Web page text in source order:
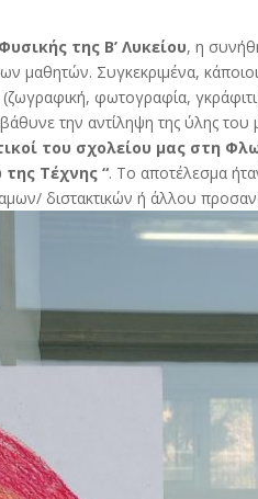
της Β’ Λυκείου, η
μαθητών. Συγκεκριμένα,
(ζωγραφική, φωτογραφία,
την αντίληψη της ύλης του
του σχολείου μας στη
Τέχνης “. Το αποτέλεσμα
διστακτικών ή άλλου